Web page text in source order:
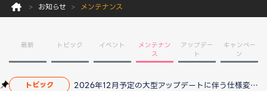
お知らせ メンテナンス
最新 トピック イベント
メンテナン
ス
アップデー
ト
キャンペー
ン
トピック 2026年12月予定の大型アップデートに伴う仕様変更のお知らせ